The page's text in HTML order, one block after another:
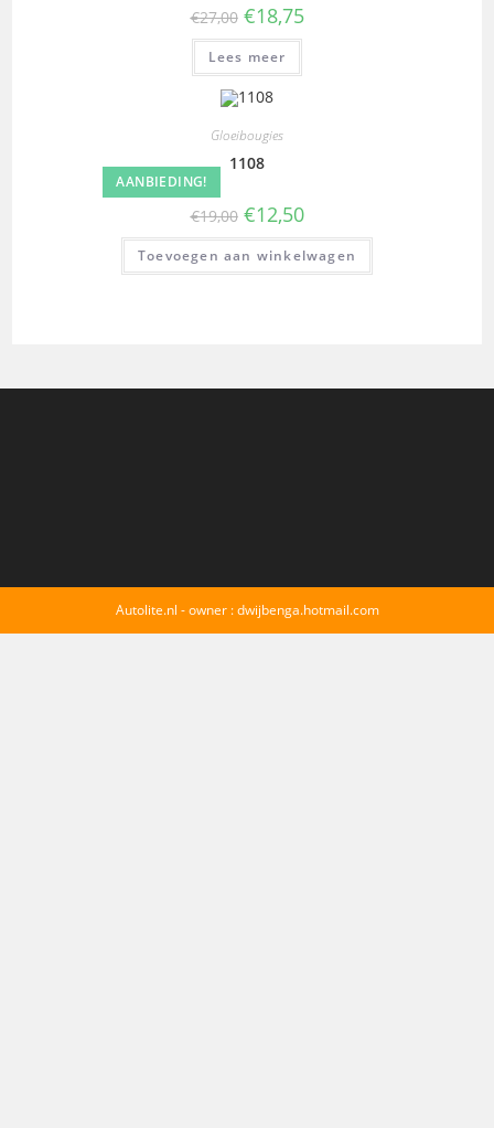
€27,00 €18,75
Lees meer
AANBIEDING!
Gloeibougies
1108
€19,00 €12,50
Toevoegen aan winkelwagen
Autolite.nl - owner : dwijbenga.hotmail.com